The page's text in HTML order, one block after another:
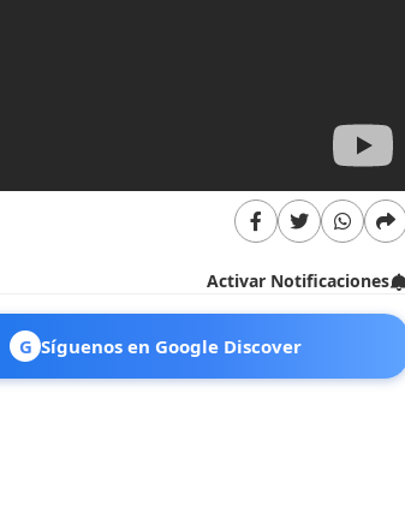
Activar Notificaciones
G Síguenos en Google Discover